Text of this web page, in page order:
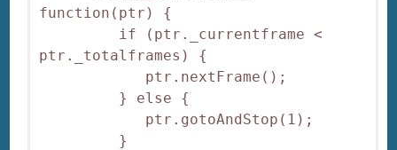
function(ptr) {
if (ptr._currentframe <
ptr._totalframes) {
ptr.nextFrame();
} else {
ptr.gotoAndStop(1);
}